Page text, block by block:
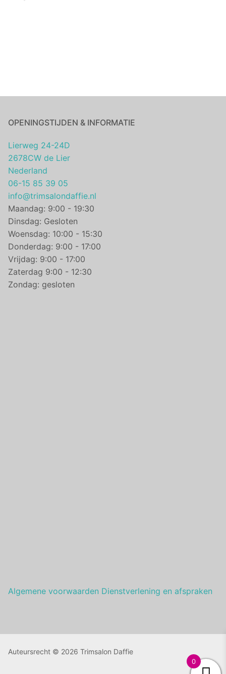
OPENINGSTIJDEN & INFORMATIE
Lierweg 24-24D
2678CW de Lier
Nederland
06-15 85 39 05
info@trimsalondaffie.nl
Maandag: 9:00 - 19:30
Dinsdag: Gesloten
Woensdag: 10:00 - 15:30
Donderdag: 9:00 - 17:00
Vrijdag: 9:00 - 17:00
Zaterdag 9:00 - 12:30
Zondag: gesloten
Algemene voorwaarden Dienstverlening en afspraken
Auteursrecht © 2026 Trimsalon Daffie
0